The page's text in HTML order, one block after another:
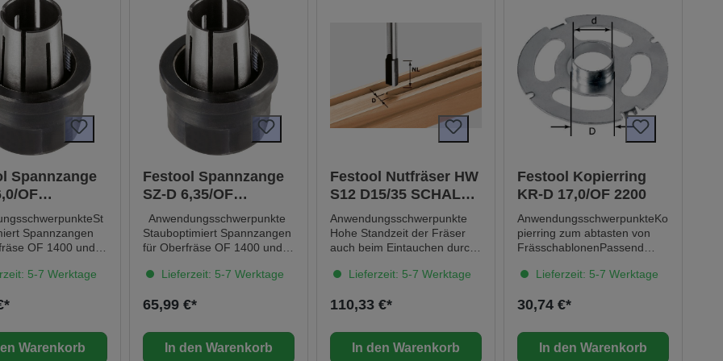
Spannzange
OF
2200
Spannzangen
OF 1400 und
fürfür OF
Ø 6 mm, SB-
und fest verbunden
Festool
5-7 Werktage
Warenkorb
Festool Spannzange
SZ-D 6,35/OF
1400/2000/2200
Anwendungsschwerpunkte
Stauboptimiert Spannzangen
für Oberfräse OF 1400 und
Gabelschlüsselweite 24mm
OF 2000, OF 2200 für
SB-verpackt Service all-
inclusive. Jetzt neu und fest
Lieferzeit: 5-7 Werktage
65,99 €*
In den Warenkorb
Festool Nutfräser HW
S12 D15/35 SCHALL-
EX
Anwendungsschwerpunkte
Hohe Standzeit der Fräser
auch beim Eintauchen durch
Grundschneide In
können stirnseitig
eingefräst werden für
automatische Türdichtungen,
Lieferzeit: 5-7 Werktage
110,33 €*
In den Warenkorb
Festool Kopierring
KR-D 17,0/OF 2200
AnwendungsschwerpunkteKo
pierring zum abtasten von
FrässchablonenPassend
verpacktService all-inclusive.
mit jedem Festool
Lieferzeit: 5-7 Werktage
30,74 €*
In den Warenkorb